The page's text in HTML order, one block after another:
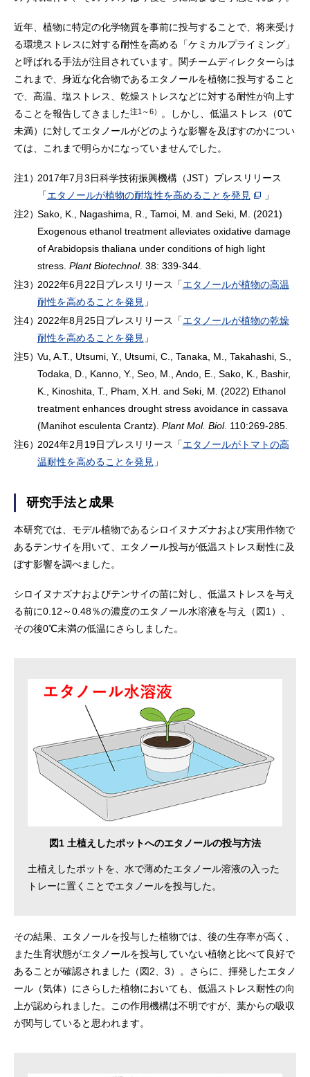
近年、植物に特定の化学物質を事前に投与することで、将来受け
る環境ストレスに対する耐性を高める「ケミカルプライミング」
と呼ばれる手法が注目されています。関チームディレクターらは
これまで、身近な化合物であるエタノールを植物に投与すること
で、高温、塩ストレス、乾燥ストレスなどに対する耐性が向上す
ることを報告してきました注1～6）
。しかし、低温ストレス（0℃
未満）に対してエタノールがどのような影響を及ぼすのかについ
ては、これまで明らかになっていませんでした。
注1）2017年7月3日科学技術振興機構（JST）プレスリリース
「エタノールが植物の耐塩性を高めることを発見
」
注2）Sako, K., Nagashima, R., Tamoi, M. and Seki, M. (2021)
Exogenous ethanol treatment alleviates oxidative damage
of Arabidopsis thaliana under conditions of high light
stress. Plant Biotechnol. 38: 339-344.
注3）2022年6月22日プレスリリース「エタノールが植物の高温
耐性を高めることを発見 」
注4）2022年8月25日プレスリリース「エタノールが植物の乾燥
耐性を高めることを発見 」
注5）Vu, A.T., Utsumi, Y., Utsumi, C., Tanaka, M., Takahashi, S.,
Todaka, D., Kanno, Y., Seo, M., Ando, E., Sako, K., Bashir,
K., Kinoshita, T., Pham, X.H. and Seki, M. (2022) Ethanol
treatment enhances drought stress avoidance in cassava
(Manihot esculenta Crantz). Plant Mol. Biol. 110:269-285.
注6）2024年2月19日プレスリリース「エタノールがトマトの高
温耐性を高めることを発見 」
研究手法と成果
本研究では、モデル植物であるシロイヌナズナおよび実用作物で
あるテンサイを用いて、エタノール投与が低温ストレス耐性に及
ぼす影響を調べました。
シロイヌナズナおよびテンサイの苗に対し、低温ストレスを与え
る前に0.12～0.48％の濃度のエタノール水溶液を与え（図1）、
その後0℃未満の低温にさらしました。
図1 土植えしたポットへのエタノールの投与方法
土植えしたポットを、水で薄めたエタノール溶液の入った
トレーに置くことでエタノールを投与した。
その結果、エタノールを投与した植物では、後の生存率が高く、
また生育状態がエタノールを投与していない植物と比べて良好で
あることが確認されました（図2、3）。さらに、揮発したエタノ
ール（気体）にさらした植物においても、低温ストレス耐性の向
上が認められました。この作用機構は不明ですが、葉からの吸収
が関与していると思われます。